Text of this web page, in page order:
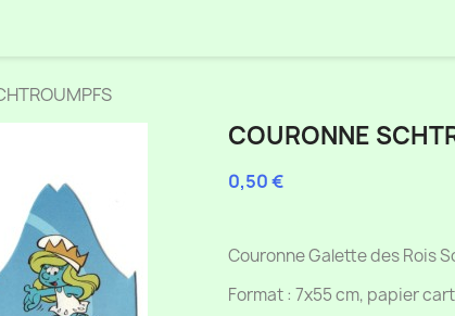
COURONNE
0,50 €
Couronne Galette des Rois
Format : 7x55 cm, papier